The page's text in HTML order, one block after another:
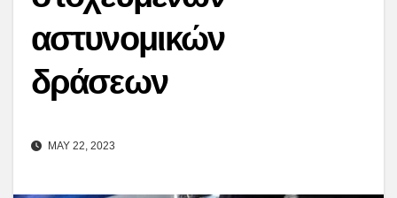
αστυνομικών
δράσεων
MAY 22, 2023